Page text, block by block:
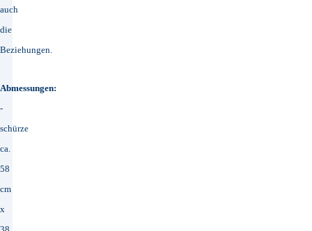
auch
die
Beziehungen.
Abmessungen:
-
schürze
ca.
58
cm
x